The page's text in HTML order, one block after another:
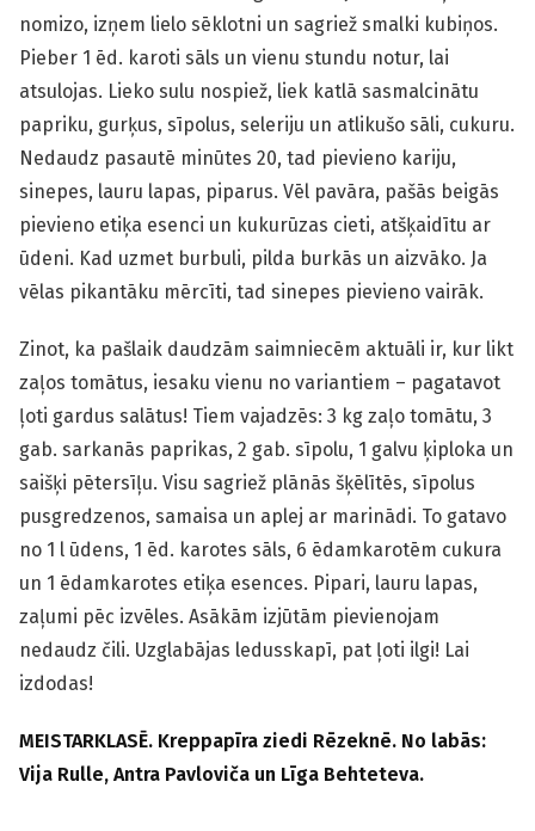
nomizo, izņem lielo sēklotni un sagriež smalki kubiņos.
Pieber 1 ēd. karoti sāls un vienu stundu notur, lai
atsulojas. Lieko sulu nospiež, liek katlā sasmalcinātu
papriku, gurķus, sīpolus, seleriju un atlikušo sāli, cukuru.
Nedaudz pasautē minūtes 20, tad pievieno kariju,
sinepes, lauru lapas, piparus. Vēl pavāra, pašās beigās
pievieno etiķa esenci un kukurūzas cieti, atšķaidītu ar
ūdeni. Kad uzmet burbuli, pilda burkās un aizvāko. Ja
vēlas pikantāku mērcīti, tad sinepes pievieno vairāk.
Zinot, ka pašlaik daudzām saimniecēm aktuāli ir, kur likt
zaļos tomātus, iesaku vienu no variantiem – pagatavot
ļoti gardus salātus! Tiem vajadzēs: 3 kg zaļo tomātu, 3
gab. sarkanās paprikas, 2 gab. sīpolu, 1 galvu ķiploka un
saišķi pētersīļu. Visu sagriež plānās šķēlītēs, sīpolus
pusgredzenos, samaisa un aplej ar marinādi. To gatavo
no 1 l ūdens, 1 ēd. karotes sāls, 6 ēdamkarotēm cukura
un 1 ēdamkarotes etiķa esences. Pipari, lauru lapas,
zaļumi pēc izvēles. Asākām izjūtām pievienojam
nedaudz čili. Uzglabājas ledusskapī, pat ļoti ilgi! Lai
izdodas!
MEISTARKLASĒ. Kreppapīra ziedi Rēzeknē. No labās:
Vija Rulle, Antra Pavloviča un Līga Behteteva.